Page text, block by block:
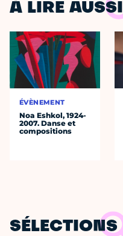
À LIRE AUSSI
ÉVÈNEMENT
Noa Eshkol, 1924-
2007. Danse et
compositions
SÉLECTIONS